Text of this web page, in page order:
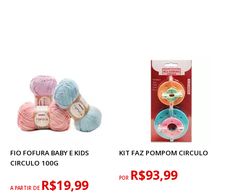
FIO FOFURA BABY E KIDS
CIRCULO 100G
A PARTIR DE R$19,99
KIT FAZ POMPOM CIRCULO
POR R$93,99